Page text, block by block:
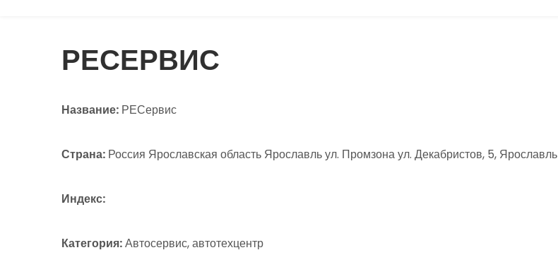
РЕСЕРВИС
Название: РЕСервис
Страна: Россия Ярославская область Ярославль ул. Промзона ул. Декабристов, 5, Ярославль
Индекс:
Категория:Автосервис, автотехцентр